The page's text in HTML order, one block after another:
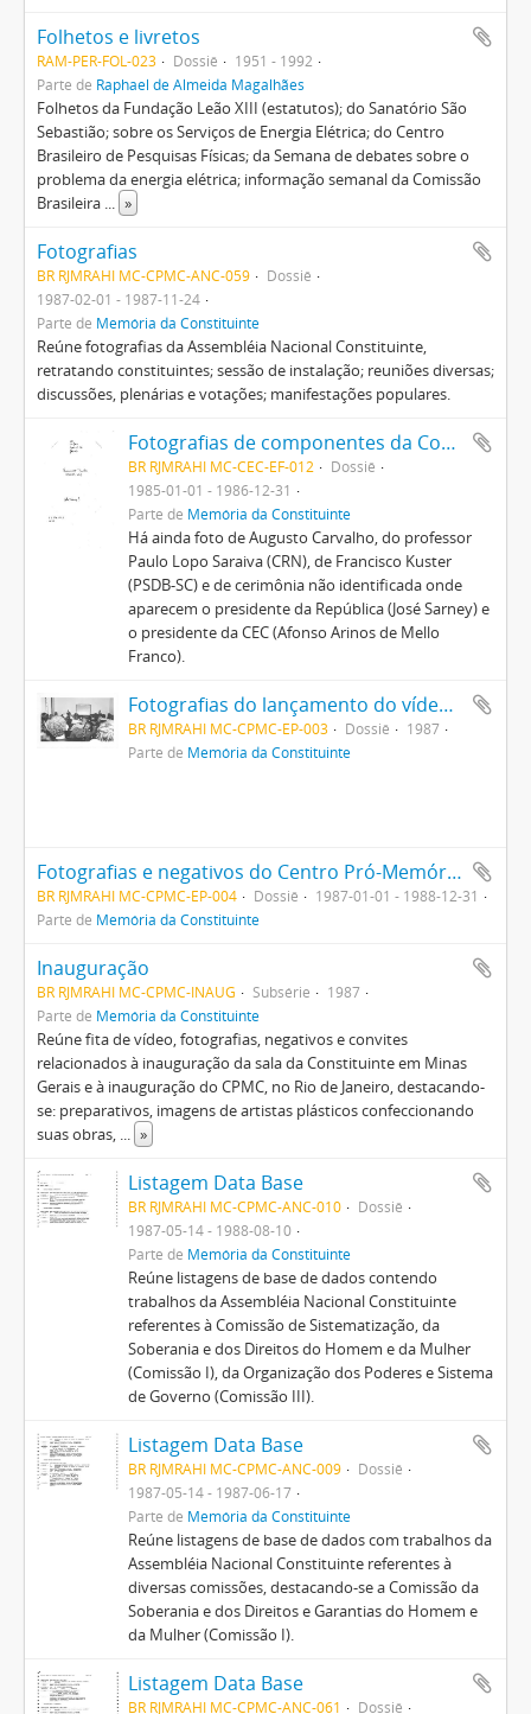
Folhetos e livretos
RAM-PER-FOL-023 Dossiê
1951 - 1992
Parte de Raphael de Almeida Magalhães
Folhetos da Fundação Leão XIII (estatutos); do Sanatório São
Sebastião; sobre os Serviços de Energia Elétrica; do Centro
Brasileiro de Pesquisas Físicas; da Semana de debates sobre o
problema da energia elétrica; informação semanal da Comissão
Brasileira ... »
Fotografias
BR RJMRAHI MC-CPMC-ANC-059
Dossiê
1987-02-01 - 1987-11-24
Parte de Memória da Constituinte
Reúne fotografias da Assembléia Nacional Constituinte,
retratando constituintes; sessão de instalação; reuniões diversas;
discussões, plenárias e votações; manifestações populares.
Fotografias de componentes da Comissão Provisória de Estudos Constitucionais
BR RJMRAHI MC-CEC-EF-012
Dossiê
1985-01-01 - 1986-12-31
Parte de Memória da Constituinte
Há ainda foto de Augusto Carvalho, do professor
Paulo Lopo Saraiva (CRN), de Francisco Kuster
(PSDB-SC) e de cerimônia não identificada onde
aparecem o presidente da República (José Sarney) e
o presidente da CEC (Afonso Arinos de Mello
Franco).
Fotografias do lançamento do vídeo “Brasil Constituinte 1987” pelo Centro Pró-Memória da Constituinte
BR RJMRAHI MC-CPMC-EP-003 Dossiê
1987
Parte de Memória da Constituinte
Fotografias e negativos do Centro Pró-Memória da Constituinte na Avenida Rio Branco, no Rio de Janeiro
BR RJMRAHI MC-CPMC-EP-004 Dossiê
1987-01-01 - 1988-12-31
Parte de Memória da Constituinte
Inauguração
BR RJMRAHI MC-CPMC-INAUG Subsérie
1987
Parte de Memória da Constituinte
Reúne fita de vídeo, fotografias, negativos e convites
relacionados à inauguração da sala da Constituinte em Minas
Gerais e à inauguração do CPMC, no Rio de Janeiro, destacando-
se: preparativos, imagens de artistas plásticos confeccionando
suas obras, ... »
Listagem Data Base
BR RJMRAHI MC-CPMC-ANC-010
Dossiê
1987-05-14 - 1988-08-10
Parte de Memória da Constituinte
Reúne listagens de base de dados contendo
trabalhos da Assembléia Nacional Constituinte
referentes à Comissão de Sistematização, da
Soberania e dos Direitos do Homem e da Mulher
(Comissão I), da Organização dos Poderes e Sistema
de Governo (Comissão III).
Listagem Data Base
BR RJMRAHI MC-CPMC-ANC-009
Dossiê
1987-05-14 - 1987-06-17
Parte de Memória da Constituinte
Reúne listagens de base de dados com trabalhos da
Assembléia Nacional Constituinte referentes à
diversas comissões, destacando-se a Comissão da
Soberania e dos Direitos e Garantias do Homem e
da Mulher (Comissão I).
Listagem Data Base
BR RJMRAHI MC-CPMC-ANC-061 Dossiê